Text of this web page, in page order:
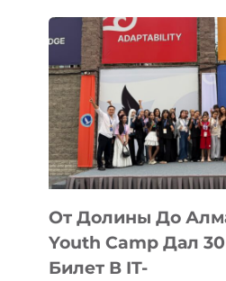
От Долины До
Youth Camp Дал
Билет В IT-